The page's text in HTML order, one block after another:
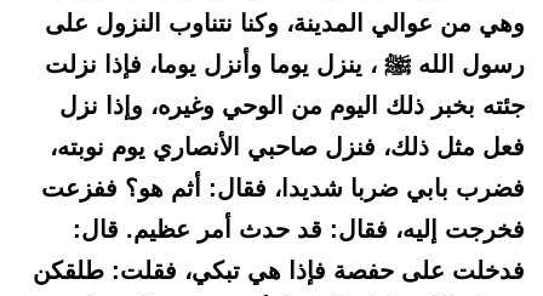
وهي من عوالي المدينة، وكنا نتناوب النزول على
رسول الله ﷺ ، ينزل يوما وأنزل يوما، فإذا نزلت
جئته بخبر ذلك اليوم من الوحي وغيره، وإذا نزل
فعل مثل ذلك، فنزل صاحبي الأنصاري يوم نوبته،
فضرب بابي ضربا شديدا، فقال: أثم هو؟ ففزعت
فخرجت إليه، فقال: قد حدث أمر عظيم. قال:
فدخلت على حفصة فإذا هي تبكي، فقلت: طلقكن